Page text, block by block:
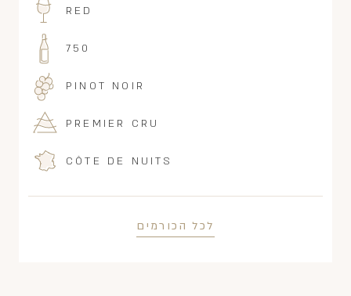
RED
750
PINOT NOIR
PREMIER CRU
CÔTE DE NUITS
לכל הכורמים